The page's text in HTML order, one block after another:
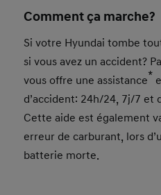
Comment ça marche?
Si votre Hyundai tombe
si vous avez un accident?
vous offre une assistance*
d’accident: 24h/24, 7j/7 et
Cette aide est également
erreur de carburant, lors
batterie morte.